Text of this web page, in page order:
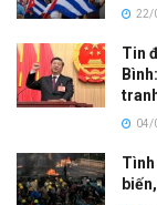
22/
Tin
04/